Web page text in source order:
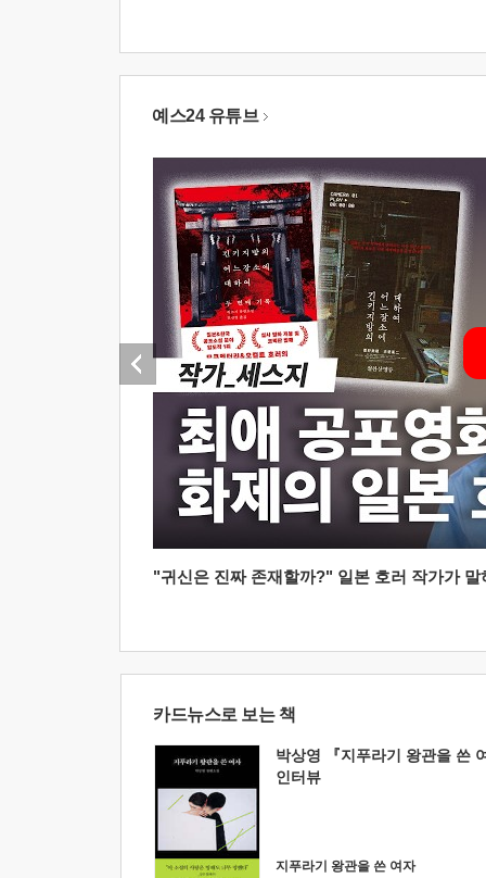
예스24 유튜브
"귀신은 진짜 존재할까?" 일본 호러 작가가
카드뉴스로 보는 책
박상영 『지푸라기 왕관을 쓴
인터뷰
지푸라기 왕관을 쓴 여자